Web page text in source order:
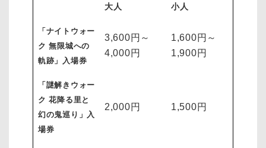
大人 小人
「ナイトウォー
ク 無限城への
軌跡」入場券
3,600円～
4,000円
1,600円～
1,900円
「謎解きウォー
ク 花降る里と
幻の鬼巡り」入
場券
2,000円 1,500円